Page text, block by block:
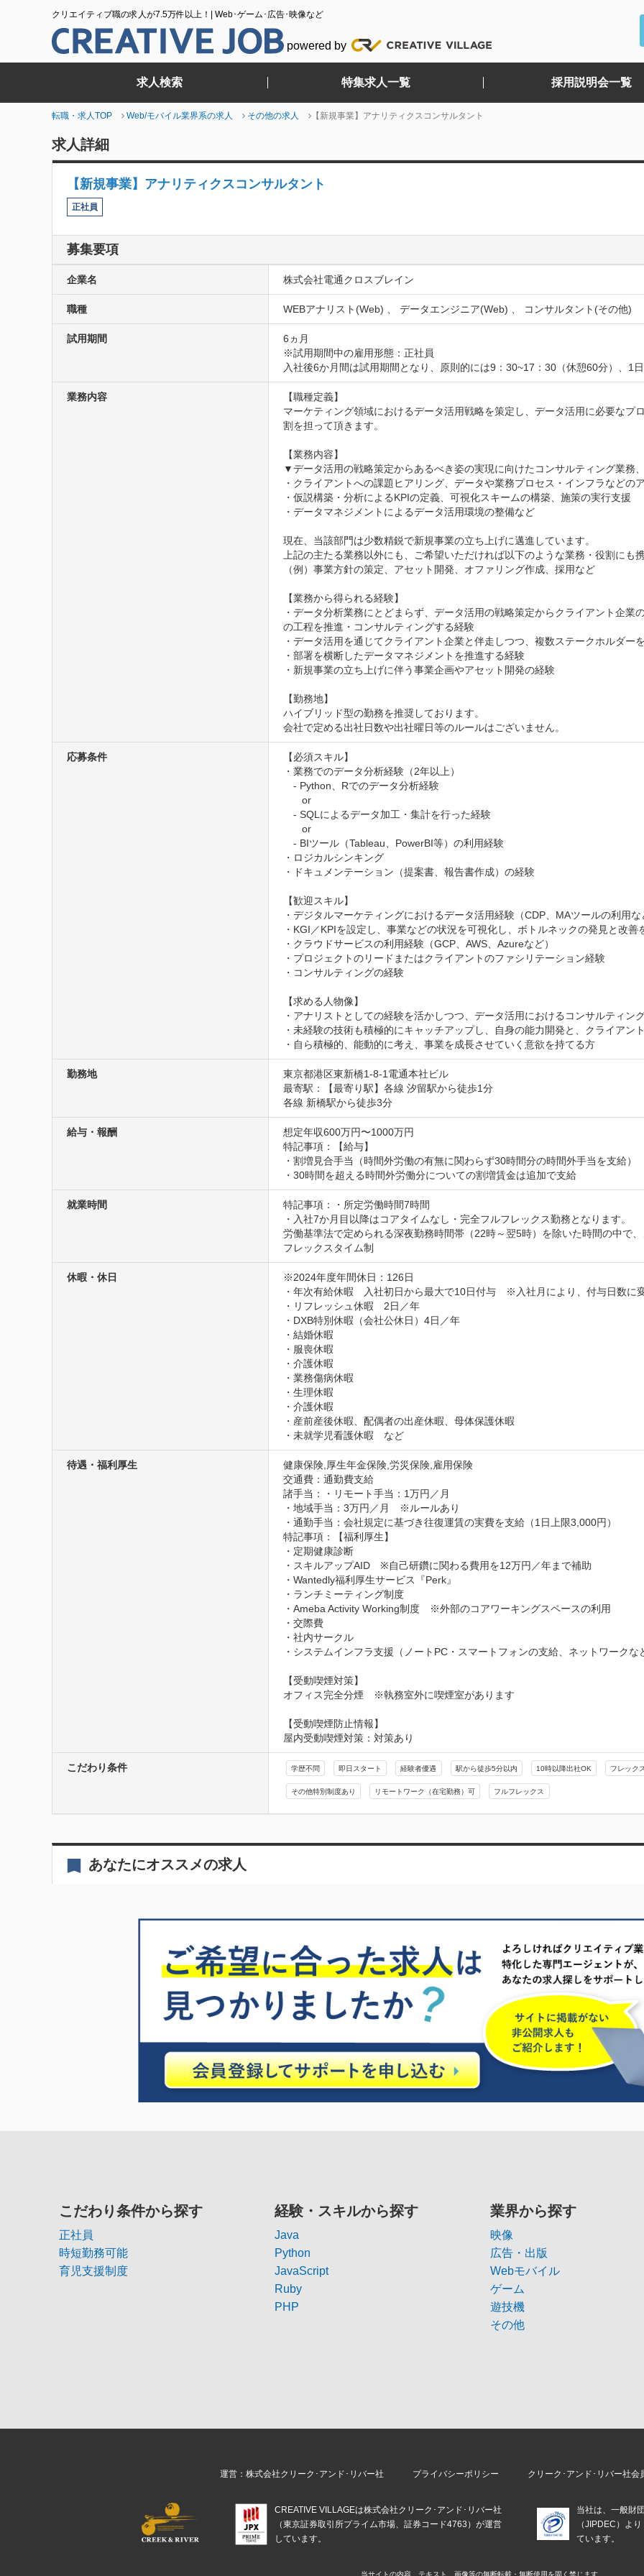
クリエイティブ職の求人が7.5万件以上！| Web･ゲーム･広告･映像など
powered by
求人検索 特集求人一覧 採用説明会一覧
転職・求人TOP Web/モバイル業界系の求人 その他の求人 【新規事業】アナリティクスコンサルタント
求人詳細
【新規事業】アナリティクスコンサルタント
正社員
募集要項
企業名 株式会社電通クロスブレイン
職種 WEBアナリスト(Web) 、 データエンジニア(Web) 、 コンサルタント(その他)
試用期間
6ヵ月
※試用期間中の雇用形態：正社員
入社後6か月間は試用期間となり、原則的には9：30~17：30（休憩60分）、1
業務内容
【職種定義】
マーケティング領域におけるデータ活用戦略を策定し、データ活用に必要なプ
割を担って頂きます。
【業務内容】
▼データ活用の戦略策定からあるべき姿の実現に向けたコンサルティング業務
・クライアントへの課題ヒアリング、データや業務プロセス・インフラなど
・仮説構築・分析によるKPIの定義、可視化スキームの構築、施策の実行支援
・データマネジメントによるデータ活用環境の整備など
現在、当該部門は少数精鋭で新規事業の立ち上げに邁進しています。
上記の主たる業務以外にも、ご希望いただければ以下のような業務・役割にも
（例）事業方針の策定、アセット開発、オファリング作成、採用など
【業務から得られる経験】
・データ分析業務にとどまらず、データ活用の戦略策定からクライアント企
の工程を推進・コンサルティングする経験
・データ活用を通じてクライアント企業と伴走しつつ、複数ステークホルダー
・部署を横断したデータマネジメントを推進する経験
・新規事業の立ち上げに伴う事業企画やアセット開発の経験
【勤務地】
ハイブリッド型の勤務を推奨しております。
会社で定める出社日数や出社曜日等のルールはございません。
応募条件
【必須スキル】
・業務でのデータ分析経験（2年以上）
- Python、Rでのデータ分析経験
or
- SQLによるデータ加工・集計を行った経験
or
- BIツール（Tableau、PowerBI等）の利用経験
・ロジカルシンキング
・ドキュメンテーション（提案書、報告書作成）の経験
【歓迎スキル】
・デジタルマーケティングにおけるデータ活用経験（CDP、MAツールの利用な
・KGI／KPIを設定し、事業などの状況を可視化し、ボトルネックの発見と改善
・クラウドサービスの利用経験（GCP、AWS、Azureなど）
・プロジェクトのリードまたはクライアントのファシリテーション経験
・コンサルティングの経験
【求める人物像】
・アナリストとしての経験を活かしつつ、データ活用におけるコンサルティン
・未経験の技術も積極的にキャッチアップし、自身の能力開発と、クライアン
・自ら積極的、能動的に考え、事業を成長させていく意欲を持てる方
勤務地
東京都港区東新橋1-8-1電通本社ビル
最寄駅：【最寄り駅】各線 汐留駅から徒歩1分
各線 新橋駅から徒歩3分
給与・報酬
想定年収600万円〜1000万円
特記事項：【給与】
・割増見合手当（時間外労働の有無に関わらず30時間分の時間外手当を支給）
・30時間を超える時間外労働分についての割増賃金は追加で支給
就業時間
特記事項：・所定労働時間7時間
・入社7か月目以降はコアタイムなし・完全フルフレックス勤務となります。
労働基準法で定められる深夜勤務時間帯（22時～翌5時）を除いた時間の中で
フレックスタイム制
休暇・休日
※2024年度年間休日：126日
・年次有給休暇　入社初日から最大で10日付与　※入社月により、付与日数に
・リフレッシュ休暇　2日／年
・DXB特別休暇（会社公休日）4日／年
・結婚休暇
・服喪休暇
・介護休暇
・業務傷病休暇
・生理休暇
・介護休暇
・産前産後休暇、配偶者の出産休暇、母体保護休暇
・未就学児看護休暇　など
待遇・福利厚生
健康保険,厚生年金保険,労災保険,雇用保険
交通費：通勤費支給
諸手当：・リモート手当：1万円／月
・地域手当：3万円／月　※ルールあり
・通勤手当：会社規定に基づき往復運賃の実費を支給（1日上限3,000円）
特記事項：【福利厚生】
・定期健康診断
・スキルアップAID　※自己研鑽に関わる費用を12万円／年まで補助
・Wantedly福利厚生サービス『Perk』
・ランチミーティング制度
・Ameba Activity Working制度　※外部のコアワーキングスペースの利用
・交際費
・社内サークル
・システムインフラ支援（ノートPC・スマートフォンの支給、ネットワークな
【受動喫煙対策】
オフィス完全分煙　※執務室外に喫煙室があります
【受動喫煙防止情報】
屋内受動喫煙対策：対策あり
こだわり条件 学歴不問 即日スタート 経験者優遇 駅から徒歩5分以内 10時以降出社OK フレック
その他特別制度あり リモートワーク（在宅勤務）可 フルフレックス
あなたにオススメの求人
こだわり条件から探す
正社員
時短勤務可能
育児支援制度
経験・スキルから探す
Java
Python
JavaScript
Ruby
PHP
業界から探す
映像
広告・出版
Webモバイル
ゲーム
遊技機
その他
運営：株式会社クリーク･アンド･リバー社 プライバシーポリシー クリーク･アンド･リバー社会
CREATIVE VILLAGEは株式会社クリーク･アンド･リバー社
（東京証券取引所プライム市場、証券コード4763）が運営
しています。
当社は、一般財
（JIPDEC）よ
ています。
当サイトの内容、テキスト、画像等の無断転載・無断使用を固く禁じます。